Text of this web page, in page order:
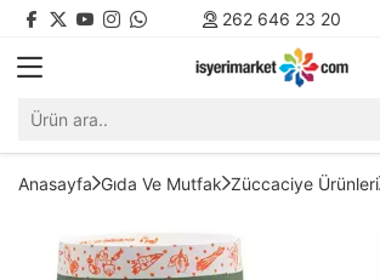
262 646 23 20
Anasayfa Gıda Ve Mutfak Züccaciye Ürünleri